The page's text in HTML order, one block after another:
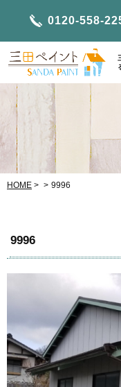
0120-558-
HOME > > 9996
9996